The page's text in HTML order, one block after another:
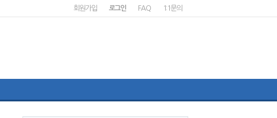
회원가입 로그인 FAQ 1:1문의